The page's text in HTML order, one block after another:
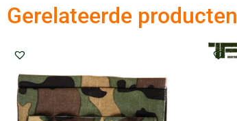
Gerelateerde producten